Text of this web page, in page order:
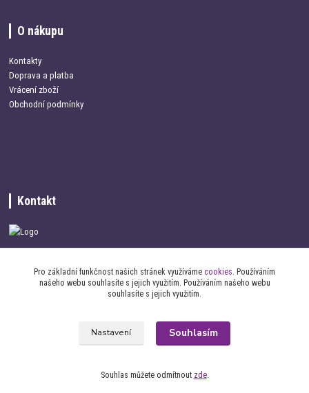
O nákupu
Kontakty
Doprava a platba
Vrácení zboží
Obchodní podmínky
Kontakt
info@oblecemepsa.cz
2017 oblecemepsa.cz - Všechna práva vyhrazena
Pro základní funkčnost našich stránek využíváme cookies. Používáním
našeho webu souhlasíte s jejich využitím. Používáním našeho webu
souhlasíte s jejich využitím.
Nastavení Souhlasím
Souhlas můžete odmítnout zde.